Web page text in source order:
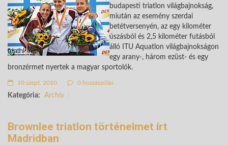
budapesti triatlon világbajnokság,
miután az esemény szerdai
betétversenyén, az egy kilométer
úszásból és 2,5 kilométer futásból
álló ITU Aquatlon világbajnokságon
egy arany-, három ezüst- és egy
bronzérmet nyertek a magyar sportolók.
10 szept. 2010 0 hozzászólás
Kategória: Archív
Brownlee triatlon történelmet írt
Madridban